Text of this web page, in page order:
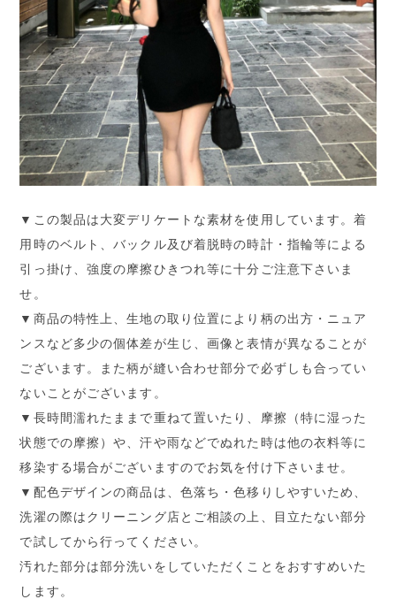
▼この製品は大変デリケートな素材を使用しています。着
用時のベルト、バックル及び着脱時の時計・指輪等による
引っ掛け、強度の摩擦ひきつれ等に十分ご注意下さいま
せ。
▼商品の特性上、生地の取り位置により柄の出方・ニュア
ンスなど多少の個体差が生じ、画像と表情が異なることが
ございます。また柄が縫い合わせ部分で必ずしも合ってい
ないことがございます。
▼長時間濡れたままで重ねて置いたり、摩擦（特に湿った
状態での摩擦）や、汗や雨などでぬれた時は他の衣料等に
移染する場合がございますのでお気を付け下さいませ。
▼配色デザインの商品は、色落ち・色移りしやすいため、
洗濯の際はクリーニング店とご相談の上、目立たない部分
で試してから行ってください。
汚れた部分は部分洗いをしていただくことをおすすめいた
します。